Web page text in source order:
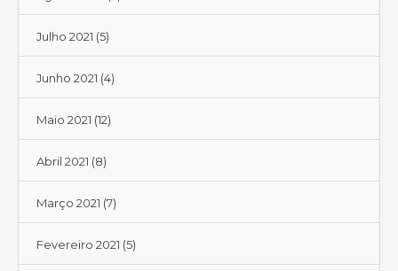
Julho 2021 (5)
Junho 2021 (4)
Maio 2021 (12)
Abril 2021 (8)
Março 2021 (7)
Fevereiro 2021 (5)